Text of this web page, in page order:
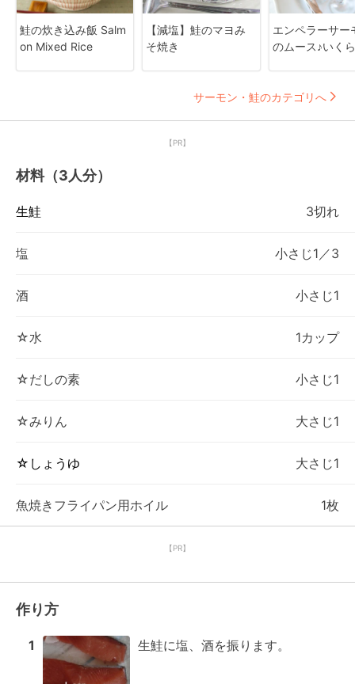
鮭の炊き込み飯 Salm
on Mixed Rice
【減塩】鮭のマヨみ
そ焼き
エンペラーサー
のムース♪いく
サーモン・鮭のカテゴリへ
【PR】
材料（3人分）
生鮭 3切れ
塩 小さじ1／3
酒 小さじ1
☆水 1カップ
☆だしの素 小さじ1
☆みりん 大さじ1
☆しょうゆ 大さじ1
魚焼きフライパン用ホイル 1枚
【PR】
作り方
1 生鮭に塩、酒を振ります。